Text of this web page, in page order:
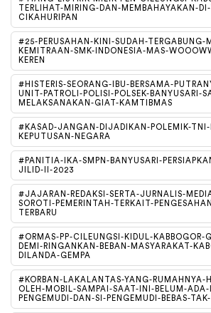
TERLIHAT-MIRING-DAN-MEMBAHAYAKAN-
CIKAHURIPAN
#25-PERUSAHAN-KINI-SUDAH-TERGABUNG-
KEMITRAAN-SMK-INDONESIA-MAS-
KEREN
#HISTERIS-SEORANG-IBU-BERSAMA-
UNIT-PATROLI-POLISI-POLSEK-BANYUSARI-
MELAKSANAKAN-GIAT-KAMTIBMAS
#KASAD-JANGAN-DIJADIKAN-POLEMIK-TNI-
KEPUTUSAN-NEGARA
#PANITIA-IKA-SMPN-BANYUSARI-
JILID-II-2023
#JAJARAN-REDAKSI-SERTA-JURNALIS-
SOROTI-PEMERINTAH-TERKAIT-
TERBARU
#ORMAS-PP-CILEUNGSI-KIDUL-KABBOGOR-
DEMI-RINGANKAN-BEBAN-MASYARAKAT-
DILANDA-GEMPA
#KORBAN-LAKALANTAS-YANG-RUMAHNYA-
OLEH-MOBIL-SAMPAI-SAAT-INI-BELUM-
PENGEMUDI-DAN-SI-PENGEMUDI-BEBAS-